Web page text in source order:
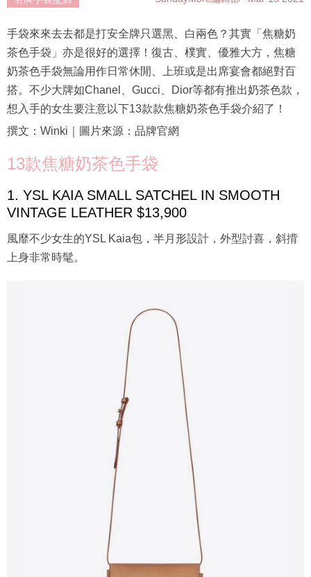
手袋來來去去都是打安全牌只選黑、白兩色？其實「焦糖奶
茶色手袋」亦是很好的選擇！復古、樸實、優雅大方，焦糖
奶茶色手袋無論用作日常休閒、上班或是出席宴會都絕對百
搭。不少大牌如Chanel、Gucci、Dior等都有推出奶茶色款，
想入手的女生要注意以下13款款焦糖奶茶色手袋介紹了！
撰文：Winki｜圖片來源：品牌官網
13款焦糖奶茶色手袋
1. YSL KAIA SMALL SATCHEL IN SMOOTH
VINTAGE LEATHER $13,900
風靡不少女生的YSL Kaia包，半月形設計，外型討喜，斜揹
上身非常時髦。